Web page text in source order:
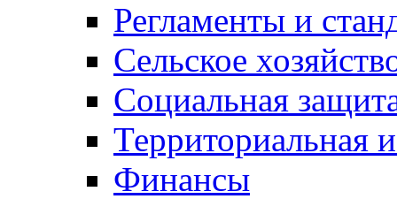
Регламенты и
Сельское
Социальная
Территориальная
Финансы